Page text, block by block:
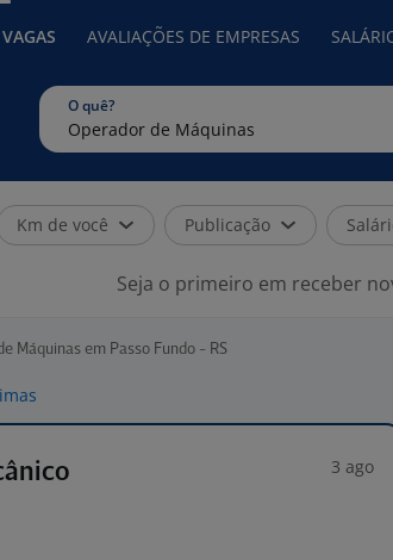
AVALIAÇÕES DE EMPRESAS
O quê?
Km de você Publicação
Seja o primeiro em receber
Máquinas em Passo Fundo - RS
3 ago